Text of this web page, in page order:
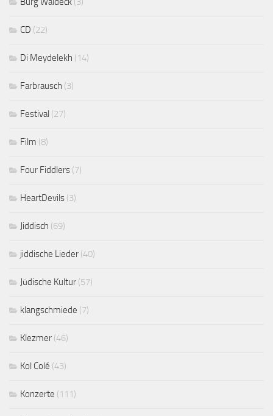
CD (22)
Di Meydelekh (14)
Farbrausch (3)
Festival (27)
Film (8)
Four Fiddlers (7)
HeartDevils (3)
Jiddisch (69)
jiddische Lieder (40)
Jüdische Kultur (57)
klangschmiede (7)
Klezmer (46)
Kol Colé (43)
Konzerte (111)